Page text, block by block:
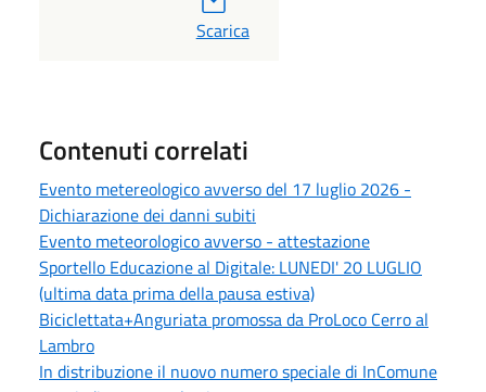
PDF
Scarica
Contenuti correlati
Evento metereologico avverso del 17 luglio 2026 -
Dichiarazione dei danni subiti
Evento meteorologico avverso - attestazione
Sportello Educazione al Digitale: LUNEDI' 20 LUGLIO
(ultima data prima della pausa estiva)
Biciclettata+Anguriata promossa da ProLoco Cerro al
Lambro
In distribuzione il nuovo numero speciale di InComune